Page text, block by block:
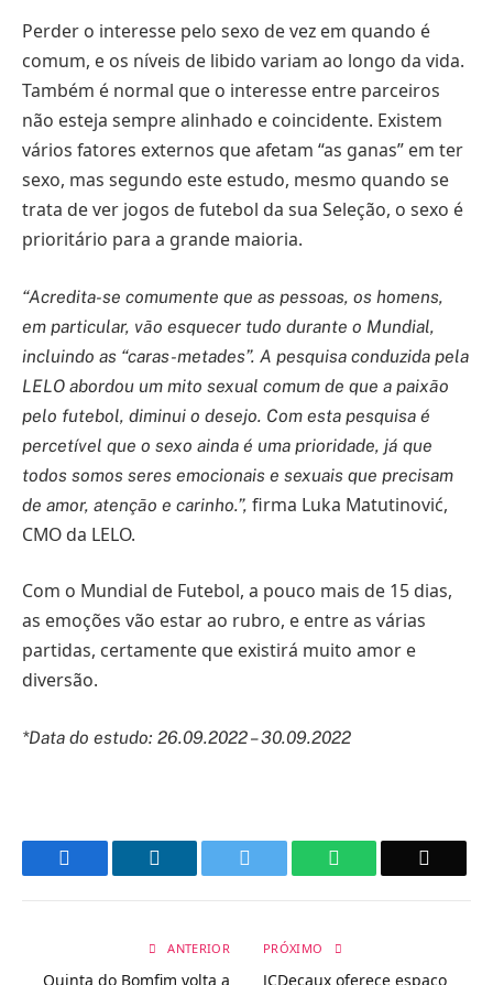
Perder o interesse pelo sexo de vez em quando é
comum, e os níveis de libido variam ao longo da vida.
Também é normal que o interesse entre parceiros
não esteja sempre alinhado e coincidente. Existem
vários fatores externos que afetam “as ganas” em ter
sexo, mas segundo este estudo, mesmo quando se
trata de ver jogos de futebol da sua Seleção, o sexo é
prioritário para a grande maioria.
“Acredita-se comumente que as pessoas, os homens,
em particular, vão esquecer tudo durante o Mundial,
incluindo as “caras-metades”. A pesquisa conduzida pela
LELO abordou um mito sexual comum de que a paixão
pelo futebol, diminui o desejo. Com esta pesquisa é
percetível que o sexo ainda é uma prioridade, já que
todos somos seres emocionais e sexuais que precisam
de amor, atenção e carinho.”, firma Luka Matutinović,
CMO da LELO.
Com o Mundial de Futebol, a pouco mais de 15 dias,
as emoções vão estar ao rubro, e entre as várias
partidas, certamente que existirá muito amor e
diversão.
*Data do estudo: 26.09.2022 – 30.09.2022
WhatsApp
ANTERIOR
Quinta do Bomfim volta a
PRÓXIMO
JCDecaux oferece espaço